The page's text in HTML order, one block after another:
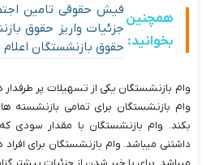
همچنین
بخوانید:
جزئیات واریز حقوق
حقوق بازنشستگان
وام بازنشستگان یکی از تسهیلات پر
وام بازنشستگان برای تمامی بازنشسته
بکند. وام بازنشستگان با مقدار سودی
داشتنی میباشد. وام بازنشستگان برای